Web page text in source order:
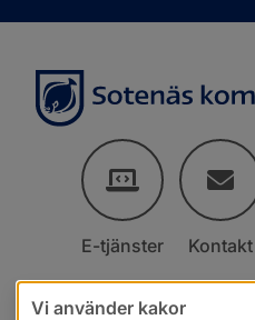
E-tjänster Kontakt
Vi använder kakor